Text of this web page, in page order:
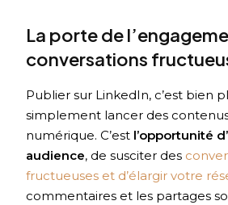
La porte de
conversations
Publier sur LinkedIn, c’est bien
simplement lancer des contenus
numérique. C’est l’opportunité
audience, de susciter des
fructueuses et d’élargir votre
commentaires et les partages